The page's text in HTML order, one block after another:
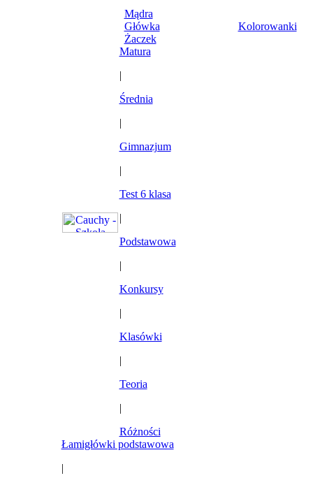
Mądra
Główka
Kolorowanki
Żaczek
Matura
|
Średnia
|
Gimnazjum
|
Test 6 klasa
|
Podstawowa
|
Konkursy
|
Klasówki
|
Teoria
|
Różności
Łamigłówki podstawowa
|